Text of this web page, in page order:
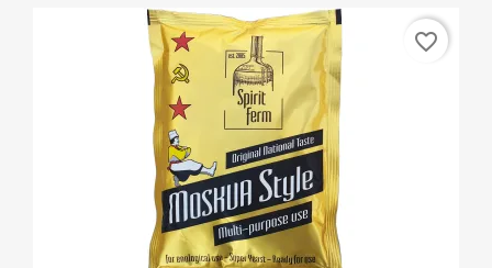
favorite_border